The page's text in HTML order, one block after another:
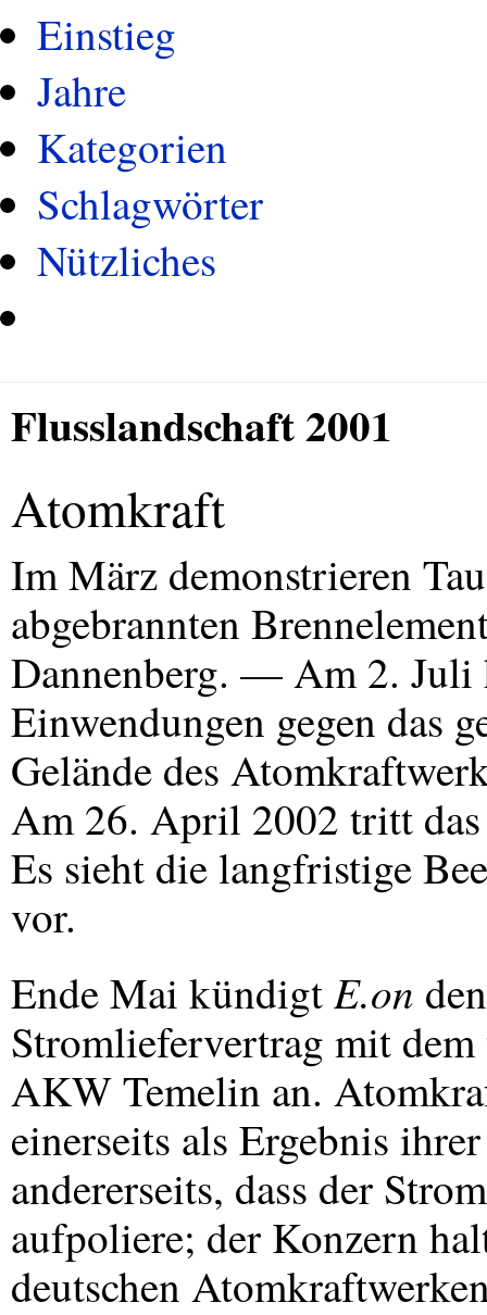
Einstieg
Jahre
Kategorien
Schlagwörter
Nützliches
Flusslandschaft 2001
Atomkraft
Im März demonstrieren
abgebrannten
Dannenberg. — Am 2. Juli
Einwendungen gegen das
Gelände des
Am 26. April 2002 tritt
Es sieht die langfristige
vor.
Ende Mai kündigtE.on
Stromliefervertrag mit dem
AKWTemelin an.
einerseits als Ergebnis
andererseits, dass der
aufpoliere; der Konzern
deutschen